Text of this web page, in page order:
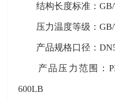
结构长度标准：GB/T
压力温度等级：GB/
产品规格口径：
产品压力范围：
600LB